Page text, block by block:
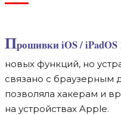
Прошивки iOS / iPadOS
новых функций, но
связано с браузерным
позволяла хакерам и
на устройствах Apple.